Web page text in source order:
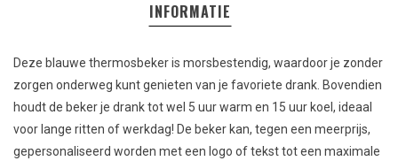
INFORMATIE
Deze blauwe thermosbeker is morsbestendig, waardoor je zonder
zorgen onderweg kunt genieten van je favoriete drank. Bovendien
houdt de beker je drank tot wel 5 uur warm en 15 uur koel, ideaal
voor lange ritten of werkdag! De beker kan, tegen een meerprijs,
gepersonaliseerd worden met een logo of tekst tot een maximale